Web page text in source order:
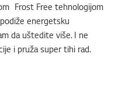
Frost Free tehnologijom
energetsku
da uštedite više. I ne
i pruža super tihi rad.